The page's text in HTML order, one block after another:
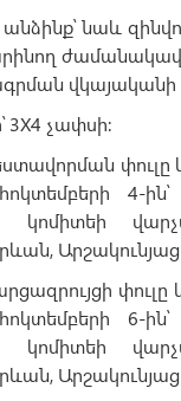
նաև
վկայականի
3X4 չափսի:
փուլը
4-
կոմիտեի
6-
կոմիտեի